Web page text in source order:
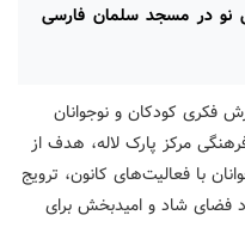
نو در مسجد سلمان فارسی
فکری کودکان و نوجوانان
مرکز پارک لاله، هدف از
با فعالیت‌های کانون، ترویج
فضای شاد و امیدبخش برای